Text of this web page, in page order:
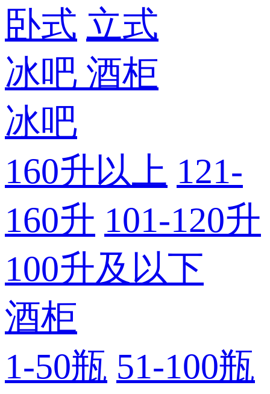
卧式 立式
冰吧 酒柜
冰吧
160升以上 121-
160升 101-120升
100升及以下
酒柜
1-50瓶 51-100瓶